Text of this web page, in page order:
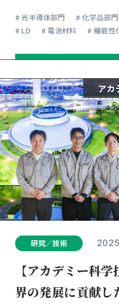
# 光半導体部門 # 化学品部門
# LD
# 電池材料 # 機能性
アカ
研究／技術
【アカデミー科
界の発展に貢献